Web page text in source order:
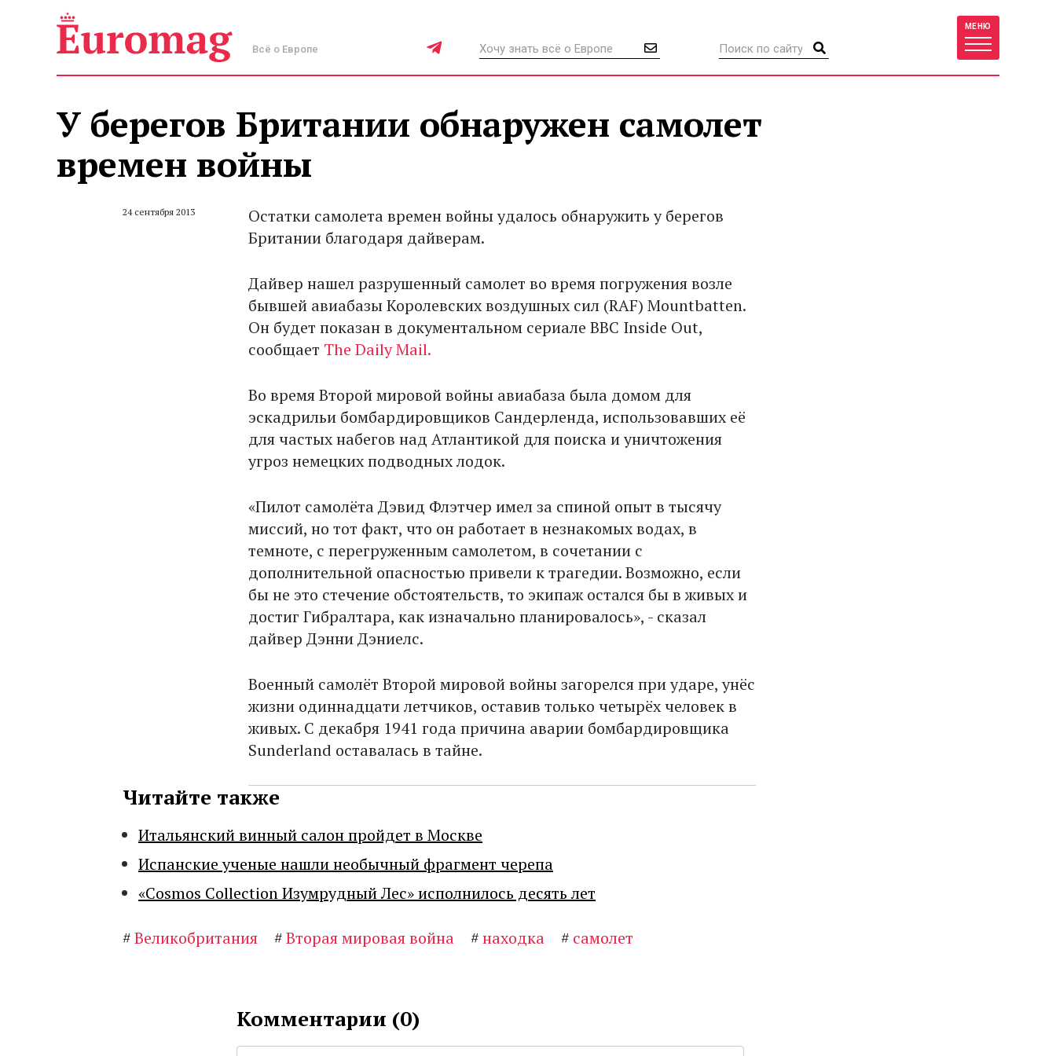
Всё о Европе
МЕНЮ
У берегов Британии обнаружен самолет
времен войны
24 сентября 2013
Остатки самолета времен войны удалось обнаружить у берегов
Британии благодаря дайверам.
Дайвер нашел разрушенный самолет во время погружения возле
бывшей авиабазы Королевских воздушных сил (RAF) Mountbatten.
Он будет показан в документальном сериале BBC Inside Out,
сообщает The Daily Mail.
Во время Второй мировой войны авиабаза была домом для
эскадрильи бомбардировщиков Сандерленда, использовавших её
для частых набегов над Атлантикой для поиска и уничтожения
угроз немецких подводных лодок.
«Пилот самолёта Дэвид Флэтчер имел за спиной опыт в тысячу
миссий, но тот факт, что он работает в незнакомых водах, в
темноте, с перегруженным самолетом, в сочетании с
дополнительной опасностью привели к трагедии. Возможно, если
бы не это стечение обстоятельств, то экипаж остался бы в живых и
достиг Гибралтара, как изначально планировалось», - сказал
дайвер Дэнни Дэниелс.
Военный самолёт Второй мировой войны загорелся при ударе, унёс
жизни одиннадцати летчиков, оставив только четырёх человек в
живых. С декабря 1941 года причина аварии бомбардировщика
Sunderland оставалась в тайне.
Читайте также
Итальянский винный салон пройдет в Москве
Испанские ученые нашли необычный фрагмент черепа
«Cosmos Collection Изумрудный Лес» исполнилось десять лет
#Великобритания #Вторая мировая война #находка # самолет
Комментарии (0)